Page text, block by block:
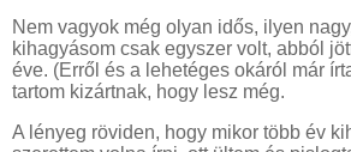
Nem vagyok még olyan idős, ilyen
kihagyásom csak egyszer volt, abból
éve. (Erről és a lehetéges okáról már
tartom kizártnak, hogy lesz még.
A lényeg röviden, hogy mikor több év